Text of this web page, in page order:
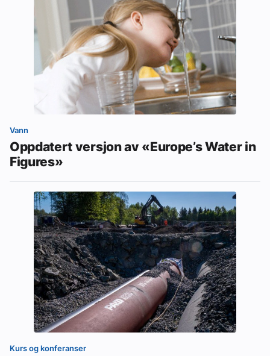
Vann
Oppdatert versjon av «Europe’s Water in
Figures»
Kurs og konferanser